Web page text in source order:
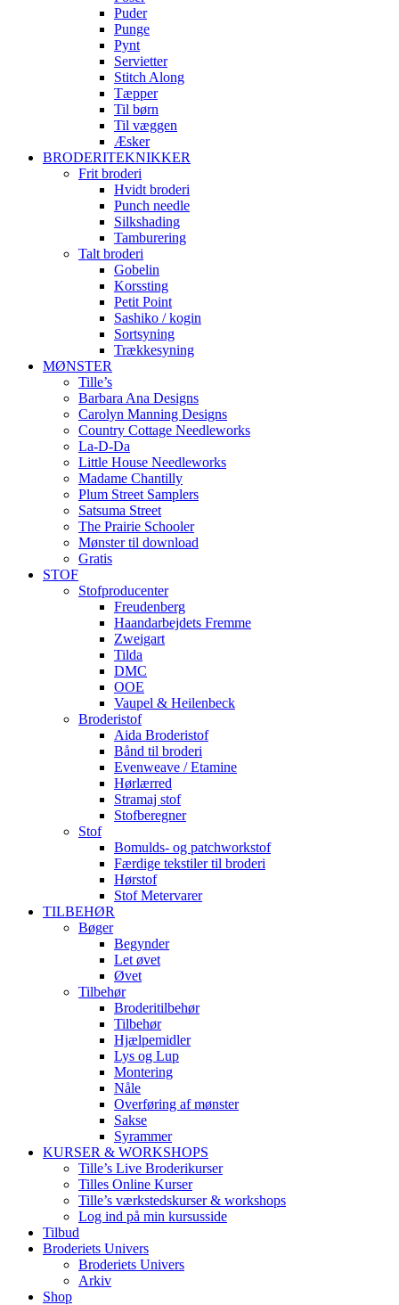
Puder
Punge
Pynt
Servietter
Stitch Along
Tæpper
Til børn
Til væggen
Æsker
BRODERITEKNIKKER
Frit broderi
Hvidt broderi
Punch needle
Silkshading
Tamburering
Talt broderi
Gobelin
Korssting
Petit Point
Sashiko / kogin
Sortsyning
Trækkesyning
MØNSTER
Tille’s
Barbara Ana Designs
Carolyn Manning Designs
Country Cottage Needleworks
La-D-Da
Little House Needleworks
Madame Chantilly
Plum Street Samplers
Satsuma Street
The Prairie Schooler
Mønster til download
Gratis
STOF
Stofproducenter
Freudenberg
Haandarbejdets Fremme
Zweigart
Tilda
DMC
OOE
Vaupel & Heilenbeck
Broderistof
Aida Broderistof
Bånd til broderi
Evenweave / Etamine
Hørlærred
Stramaj stof
Stofberegner
Stof
Bomulds- og patchworkstof
Færdige tekstiler til broderi
Hørstof
Stof Metervarer
TILBEHØR
Bøger
Begynder
Let øvet
Øvet
Tilbehør
Broderitilbehør
Tilbehør
Hjælpemidler
Lys og Lup
Montering
Nåle
Overføring af mønster
Sakse
Syrammer
KURSER & WORKSHOPS
Tille’s Live Broderikurser
Tilles Online Kurser
Tille’s værkstedskurser & workshops
Log ind på min kursusside
Tilbud
Broderiets Univers
Broderiets Univers
Arkiv
Shop